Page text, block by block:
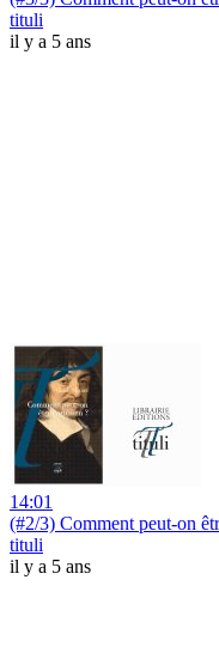
tituli
il y a 5 ans
14:01
(#2/3) Comment peut-on
tituli
il y a 5 ans